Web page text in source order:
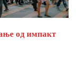
од импакт